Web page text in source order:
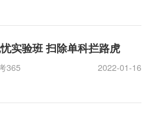
实验班 扫除单科拦路虎
365 2022-01-16